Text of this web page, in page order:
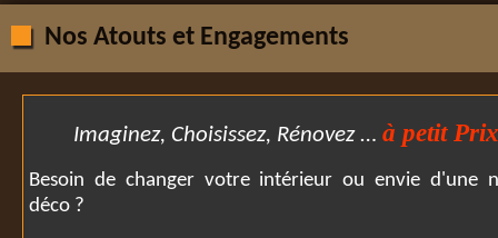
Nos Atouts et Engagements
Imaginez, Choisissez, Rénovez… à petit
Besoin de changer votre intérieur ou envie d'une
déco ?